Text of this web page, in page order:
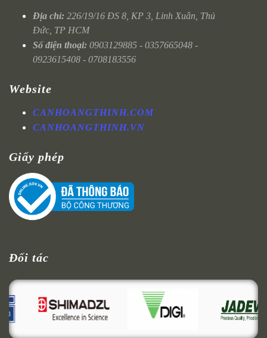
Địa chỉ: 226/19/16 ĐS 8, KP 3, Linh Xuân, Thủ
Đức, TP HCM
Số điện thoại: 0903129885 - 0357665048 -
0923615408 - 0708183556
Website
CANHOANGTHINH.COM
CANHOANGTHINH.VN
Giấy phép
Đối tác